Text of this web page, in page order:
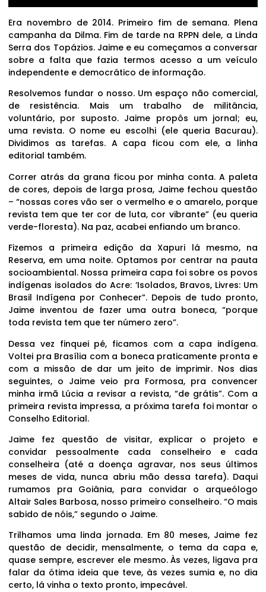
Era novembro de 2014. Primeiro fim de semana. Plena
campanha da Dilma. Fim de tarde na RPPN dele, a Linda
Serra dos Topázios. Jaime e eu começamos a conversar
sobre a falta que fazia termos acesso a um veículo
independente e democrático de informação.
Resolvemos fundar o nosso. Um espaço não comercial,
de resistência. Mais um trabalho de militância,
voluntário, por suposto. Jaime propôs um jornal; eu,
uma revista. O nome eu escolhi (ele queria Bacurau).
Dividimos as tarefas. A capa ficou com ele, a linha
editorial também.
Correr atrás da grana ficou por minha conta. A paleta
de cores, depois de larga prosa, Jaime fechou questão
– “nossas cores vão ser o vermelho e o amarelo, porque
revista tem que ter cor de luta, cor vibrante” (eu queria
verde-floresta). Na paz, acabei enfiando um branco.
Fizemos a primeira edição da Xapuri lá mesmo, na
Reserva, em uma noite. Optamos por centrar na pauta
socioambiental. Nossa primeira capa foi sobre os povos
indígenas isolados do Acre: ‘Isolados, Bravos, Livres: Um
Brasil Indígena por Conhecer”. Depois de tudo pronto,
Jaime inventou de fazer uma outra boneca, “porque
toda revista tem que ter número zero”.
Dessa vez finquei pé, ficamos com a capa indígena.
Voltei pra Brasília com a boneca praticamente pronta e
com a missão de dar um jeito de imprimir. Nos dias
seguintes, o Jaime veio pra Formosa, pra convencer
minha irmã Lúcia a revisar a revista, “de grátis”. Com a
primeira revista impressa, a próxima tarefa foi montar o
Conselho Editorial.
Jaime fez questão de visitar, explicar o projeto e
convidar pessoalmente cada conselheiro e cada
conselheira (até a doença agravar, nos seus últimos
meses de vida, nunca abriu mão dessa tarefa). Daqui
rumamos pra Goiânia, para convidar o arqueólogo
Altair Sales Barbosa, nosso primeiro conselheiro. “O mais
sabido de nóis,” segundo o Jaime.
Trilhamos uma linda jornada. Em 80 meses, Jaime fez
questão de decidir, mensalmente, o tema da capa e,
quase sempre, escrever ele mesmo. Às vezes, ligava pra
falar da ótima ideia que teve, às vezes sumia e, no dia
certo, lá vinha o texto pronto, impecável.